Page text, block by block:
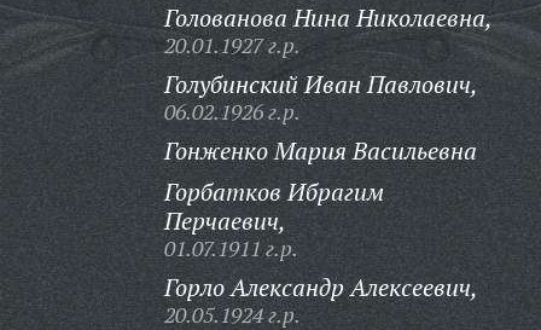
Голованова Нина Николаевна,
20.01.1927 г.р.
Голубинский Иван Павлович,
06.02.1926 г.р.
Гонженко Мария Васильевна
Горбатков Ибрагим
Перчаевич,
01.07.1911 г.р.
Горло Александр Алексеевич,
20.05.1924 г.р.